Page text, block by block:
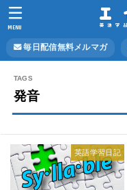
毎日配信無料メルマガ
MENU
発音
英語学習日記